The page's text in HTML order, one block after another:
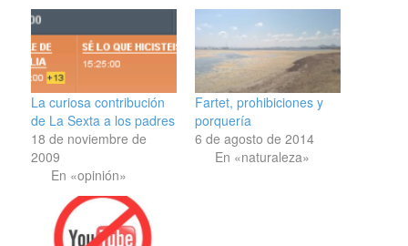
La curiosa contribución
de La Sexta a los padres
18 de noviembre de
2009
En «opinión»
Fartet, prohibiciones y
porquería
6 de agosto de 2014
En «naturaleza»